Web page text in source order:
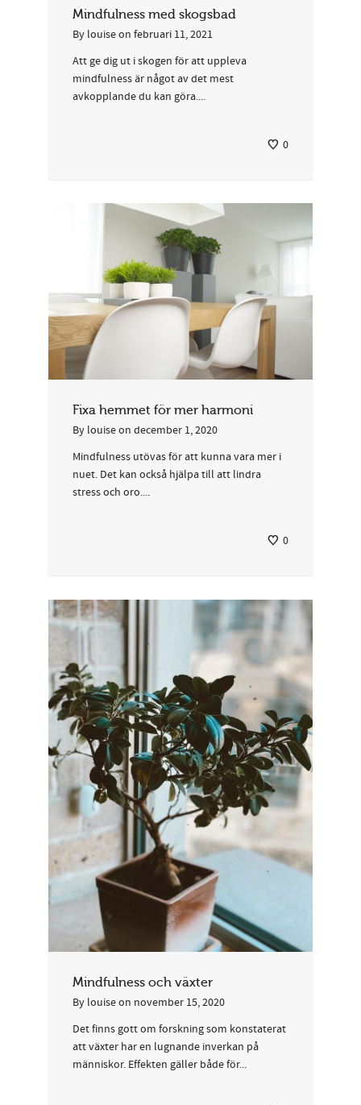
Mindfulness med skogsbad
By louiseon februari 11, 2021
Att ge dig ut i skogen för att uppleva
mindfulness är något av det mest
avkopplande du kan göra....
0
Fixa hemmet för mer harmoni
By louiseon december 1, 2020
Mindfulness utövas för att kunna vara mer i
nuet. Det kan också hjälpa till att lindra
stress och oro....
0
Mindfulness och växter
By louiseon november 15, 2020
Det finns gott om forskning som konstaterat
att växter har en lugnande inverkan på
människor. Effekten gäller både för...